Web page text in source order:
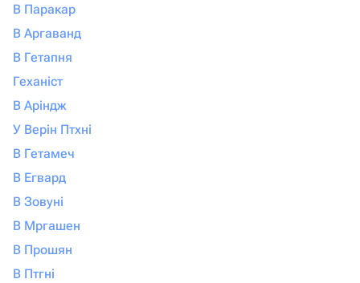
В Паракар
В Аргаванд
В Гетапня
Геханіст
В Аріндж
У Верін Птхні
В Гетамеч
В Егвард
В Зовуні
В Мргашен
В Прошян
В Птгні